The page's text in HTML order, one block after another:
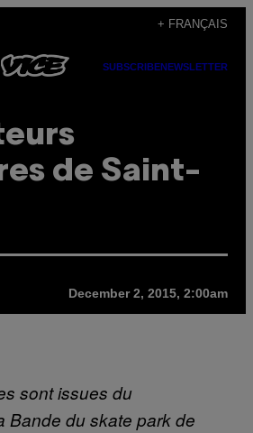
+ FRANÇAIS
SUBSCRIBENEWSLETTER
de Saint-
December 2, 2015, 2:00am
sont issues du
Bande du skate park de